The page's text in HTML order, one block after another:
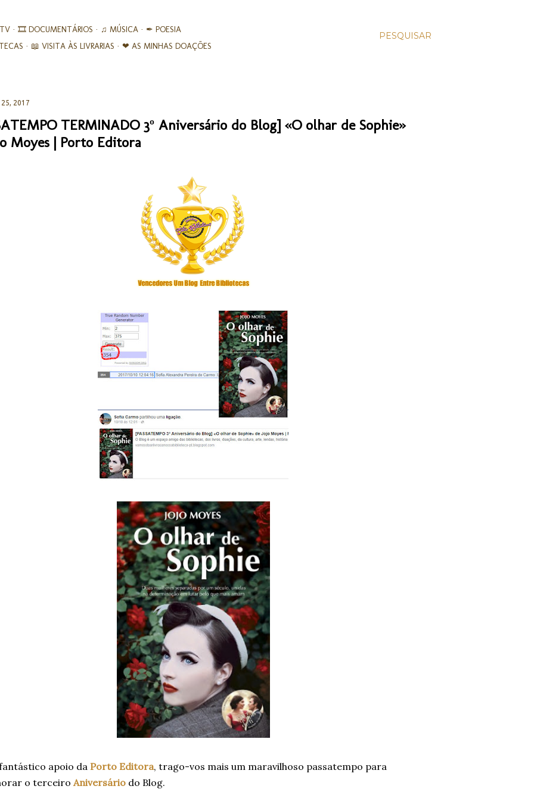
PESQUISAR
🎞︎ DOCUMENTÁRIOS ♫ MÚSICA
✒ POESIA
📖 VISITA ÀS LIVRARIAS ❤ AS MINHAS DOAÇÕES
2017
TERMINADO 3º Aniversário do Blog] «O olhar de Sophie»
Moyes | Porto Editora
apoio da Porto Editora, trago-vos mais um maravilhoso passatempo para
o terceiro Aniversário do Blog.